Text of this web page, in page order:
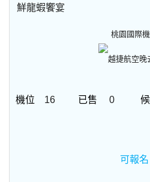
鮮龍蝦饗宴
桃園國際
越捷航空晚
16 0
可報名